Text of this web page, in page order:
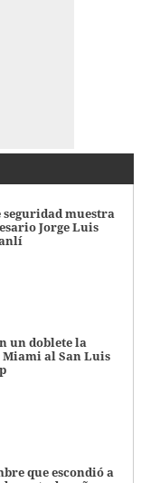
seguridad muestra
Jorge Luis
un doblete la
al San Luis
que escondió a